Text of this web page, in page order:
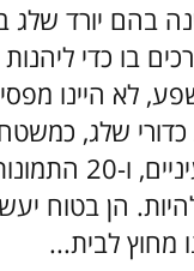
בהם יורד שלג
בו כדי
לא היינו
שלג,
. השלג מספק
הן בטוח
לבית...